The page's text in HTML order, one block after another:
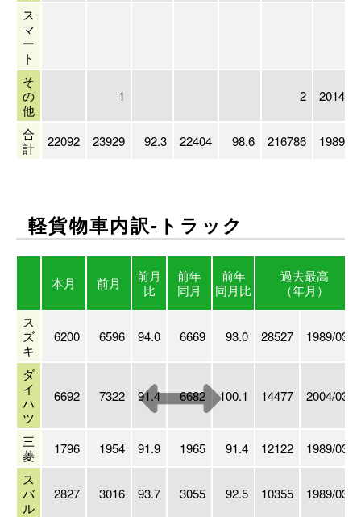
ス
マ
ー
ト
そ
の
他
1 2 2014/09
合
計
22092 23929 92.3 22404 98.6 216786 1989/03
軽貨物車内訳-トラック
本月 前月
前月
比
前年
同月
前年
同月比
過去最高
（年月）
ス
ズ
キ
6200 6596 94.0 6669 93.0 28527 1989/03
ダ
イ
ハ
ツ
6692 7322 91.4 6682 100.1 14477 2004/03
三
菱
1796 1954 91.9 1965 91.4 12122
1989/03
ス
バ
ル
2827 3016 93.7 3055 92.5 10355 1989/03